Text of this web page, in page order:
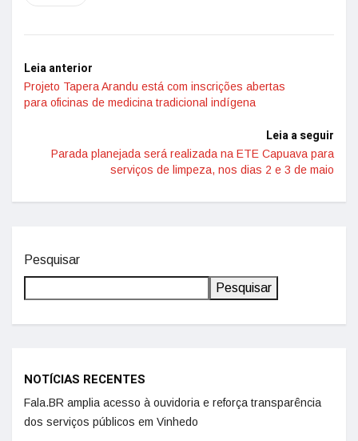
Leia anterior
Projeto Tapera Arandu está com inscrições abertas
para oficinas de medicina tradicional indígena
Leia a seguir
Parada planejada será realizada na ETE Capuava para
serviços de limpeza, nos dias 2 e 3 de maio
Pesquisar
Pesquisar
NOTÍCIAS RECENTES
Fala.BR amplia acesso à ouvidoria e reforça transparência
dos serviços públicos em Vinhedo